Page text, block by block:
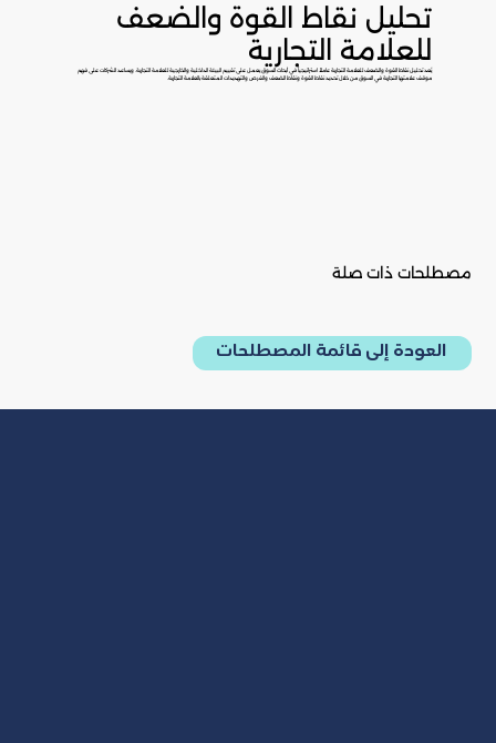
تحليل نقاط القوة والضعف
للعلامة التجارية
يُعد تحليل نقاط القوة والضعف للعلامة التجارية عاملاً استراتيجياً في أبحاث السوق يعمل على تقييم البيئة الداخلية والخارجية للعلامة التجارية. ويساعد الشركات على فهم
موقف علامتها التجارية في السوق من خلال تحديد نقاط القوة ونقاط الضعف والفرص والتهديدات المتعلقة بالعلامة التجارية.
مصطلحات ذات صلة
العودة إلى قائمة المصطلحات